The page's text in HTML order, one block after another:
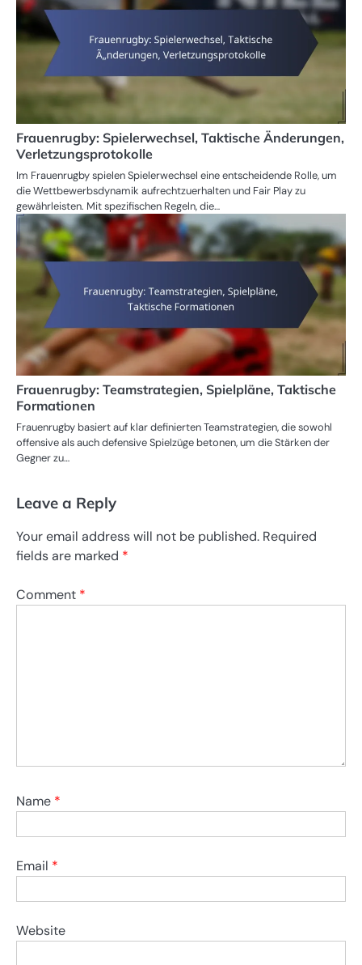
Frauenrugby: Spielerwechsel, Taktische Änderungen,
Verletzungsprotokolle
Im Frauenrugby spielen Spielerwechsel eine entscheidende Rolle, um
die Wettbewerbsdynamik aufrechtzuerhalten und Fair Play zu
gewährleisten. Mit spezifischen Regeln, die…
Frauenrugby: Teamstrategien, Spielpläne, Taktische
Formationen
Frauenrugby basiert auf klar definierten Teamstrategien, die sowohl
offensive als auch defensive Spielzüge betonen, um die Stärken der
Gegner zu…
Leave a Reply
Your email address will not be published. Required
fields are marked *
Comment *
Name *
Email *
Website